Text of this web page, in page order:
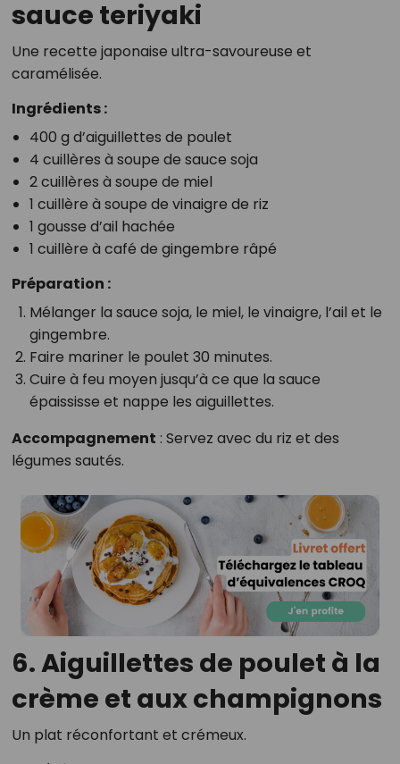
sauce teriyaki
Une recette japonaise ultra-savoureuse et
caramélisée.
Ingrédients :
400 g d’aiguillettes de poulet
4 cuillères à soupe de sauce soja
2 cuillères à soupe de miel
1 cuillère à soupe de vinaigre de riz
1 gousse d’ail hachée
1 cuillère à café de gingembre râpé
Préparation :
Mélanger la sauce soja, le miel, le vinaigre, l’ail et le
gingembre.
Faire mariner le poulet 30 minutes.
Cuire à feu moyen jusqu’à ce que la sauce
épaississe et nappe les aiguillettes.
Accompagnement : Servez avec du riz et des
légumes sautés.
6. Aiguillettes de poulet à la
crème et aux champignons
Un plat réconfortant et crémeux.